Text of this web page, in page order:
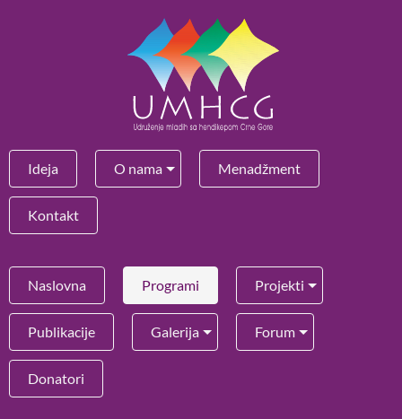
Ideja O nama Menadžment
Kontakt
Naslovna Programi Projekti
Publikacije Galerija Forum
Donatori